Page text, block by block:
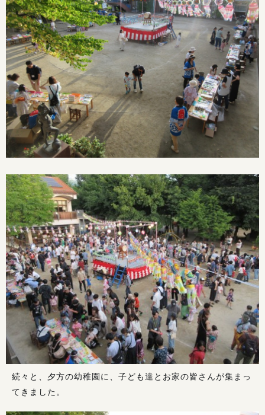
続々と、夕方の幼稚園に、子ども達とお家の皆さんが集まっ
てきました。